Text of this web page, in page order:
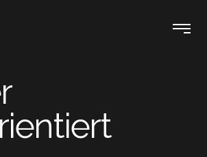
r
rientiert